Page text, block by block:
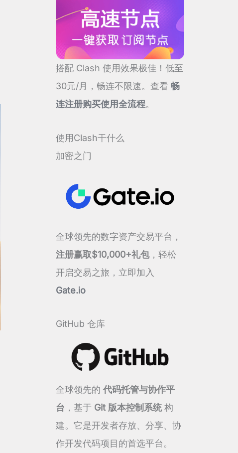
搭配 Clash 使用效果极佳！低至
30元/月，畅连不限速。查看 畅
连注册购买使用全流程。
使用Clash干什么
加密之门
全球领先的数字资产交易平台，
注册赢取$10,000+礼包，轻松
开启交易之旅，立即加入
Gate.io
GitHub 仓库
全球领先的 代码托管与协作平
台 ，基于 Git 版本控制系统构
建。它是开发者存放、分享、协
作开发代码项目的首选平台。